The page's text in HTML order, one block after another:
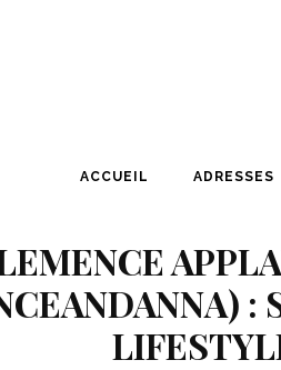
ACCUEIL ADRESSES
: